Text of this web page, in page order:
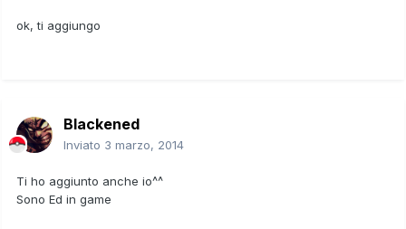
ok, ti aggiungo
Blackened
Inviato 3 marzo, 2014
Ti ho aggiunto anche io^^
Sono Ed in game